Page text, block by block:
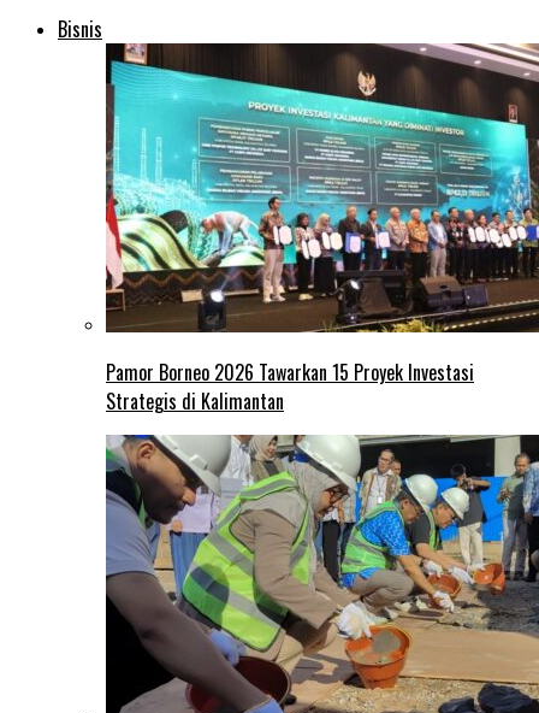
Bisnis
Pamor Borneo 2026 Tawarkan 15 Proyek Investasi
Strategis di Kalimantan